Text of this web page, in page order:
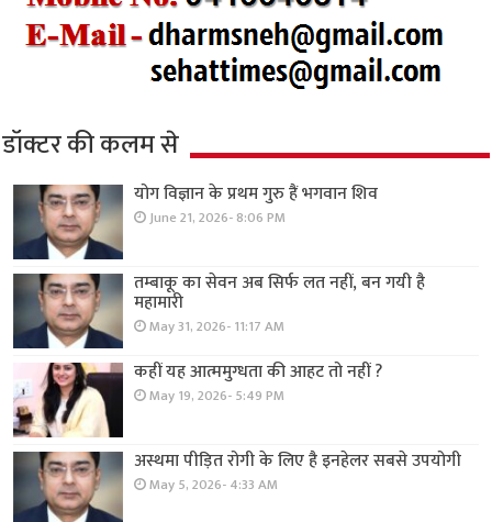
डॉक्टर की कलम से
योग विज्ञान के प्रथम गुरु हैं भगवान शिव
June 21, 2026- 8:06 PM
तम्बाकू का सेवन अब सिर्फ लत नहीं, बन गयी है
महामारी
May 31, 2026- 11:17 AM
कहीं यह आत्ममुग्धता की आहट तो नहीं ?
May 19, 2026- 5:49 PM
अस्थमा पीड़ित रोगी के लिए है इनहेलर सबसे उपयोगी
May 5, 2026- 4:33 AM